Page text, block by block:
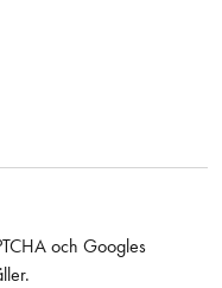
och Googles